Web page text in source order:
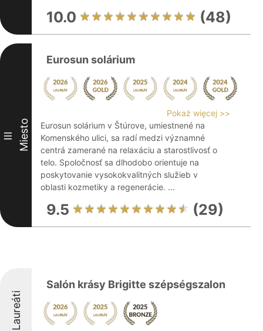
10.0 (48)
III Miesto
Eurosun solárium
Pokaż więcej >>
Eurosun solárium v Štúrove, umiestnené na
Komenského ulici, sa radí medzi významné
centrá zamerané na relaxáciu a starostlivosť o
telo. Spoločnosť sa dlhodobo orientuje na
poskytovanie vysokokvalitných služieb v
oblasti kozmetiky a regenerácie. ...
9.5 (29)
Laureáti
Salón krásy Brigitte szépségszalon